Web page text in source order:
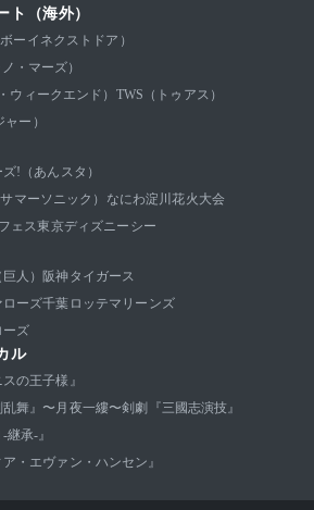
ト（海外）
ーイネクストドア）
・マーズ）
ウィークエンド） TWS（トゥアス）
ー）
!（あんスタ）
マーソニック） なにわ淀川花火大会
ェス東京ディズニーシー
人）
阪神タイガース
ローズ千葉ロッテマリーンズ
ーズ
ル
の王子様』
乱舞』〜月夜一縷〜剣劇『三國志演技』
承-』
・エヴァン・ハンセン』